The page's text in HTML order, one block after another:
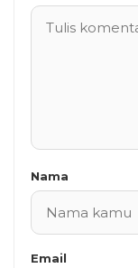
Nama
Email